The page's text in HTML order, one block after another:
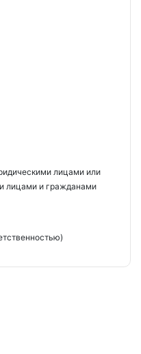
лицами или
лицами и гражданами